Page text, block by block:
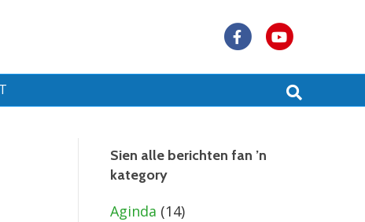
b
u
Sien alle berichten fan ’n
kategory
Aginda (14)